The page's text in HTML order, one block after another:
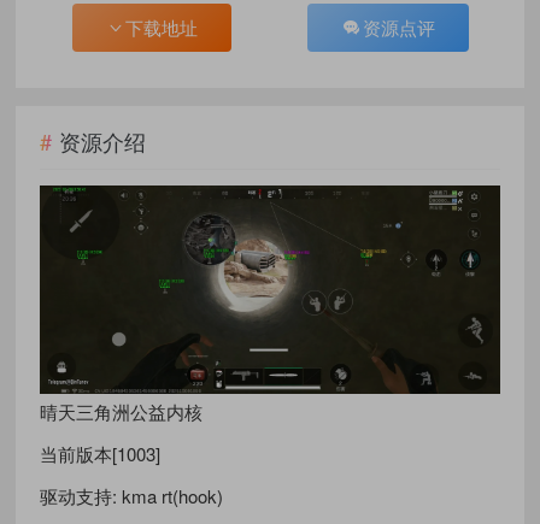
下载地址 资源点评
资源介绍
晴天三角洲公益内核
当前版本[1003]
驱动支持: kma rt(hook)